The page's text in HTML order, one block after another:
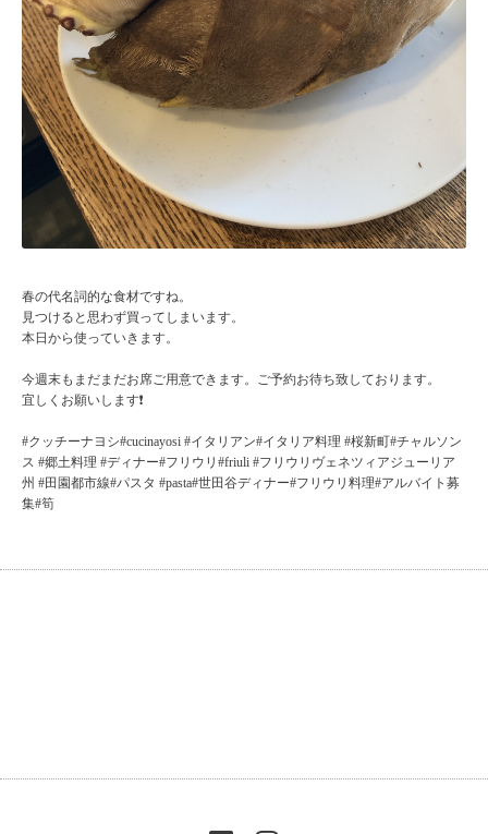
春の代名詞的な食材ですね。
見つけると思わず買ってしまいます。
本日から使っていきます。
今週末もまだまだお席ご用意できます。ご予約お待ち致しております。
宜しくお願いします❗️
#クッチーナヨシ#cucinayosi #イタリアン#イタリア料理 #桜新町#チャルソン
ス #郷土料理 #ディナー#フリウリ#friuli #フリウリヴェネツィアジューリア
州 #田園都市線#パスタ #pasta#世田谷ディナー#フリウリ料理#アルバイト募
集#筍